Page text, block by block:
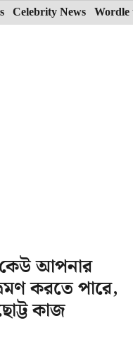
Celebrity News Wordle
আপনার
করতে পারে,
কাজ